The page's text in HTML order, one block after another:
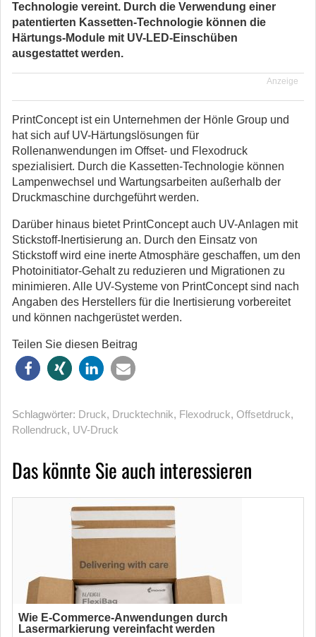
Technologie vereint. Durch die Verwendung einer
patentierten Kassetten-Technologie können die
Härtungs-Module mit UV-LED-Einschüben
ausgestattet werden.
Anzeige
PrintConcept ist ein Unternehmen der Hönle Group und
hat sich auf UV-Härtungslösungen für
Rollenanwendungen im Offset- und Flexodruck
spezialisiert. Durch die Kassetten-Technologie können
Lampenwechsel und Wartungsarbeiten außerhalb der
Druckmaschine durchgeführt werden.
Darüber hinaus bietet PrintConcept auch UV-Anlagen mit
Stickstoff-Inertisierung an. Durch den Einsatz von
Stickstoff wird eine inerte Atmosphäre geschaffen, um den
Photoinitiator-Gehalt zu reduzieren und Migrationen zu
minimieren. Alle UV-Systeme von PrintConcept sind nach
Angaben des Herstellers für die Inertisierung vorbereitet
und können nachgerüstet werden.
Teilen Sie diesen Beitrag
Schlagwörter: Druck, Drucktechnik, Flexodruck, Offsetdruck,
Rollendruck, UV-Druck
Das könnte Sie auch interessieren
Wie E-Commerce-Anwendungen durch
Lasermarkierung vereinfacht werden